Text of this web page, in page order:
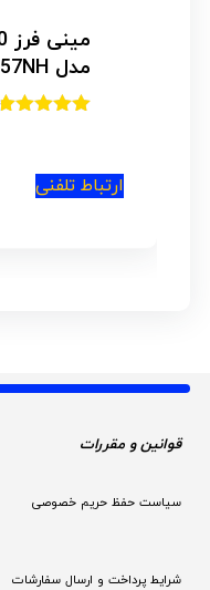
مدل 9557NH
ارتباط تلفنی
قوانین و مقررات
سیاست حفظ حریم خصوصی
شرایط پرداخت و ارسال سفارشات